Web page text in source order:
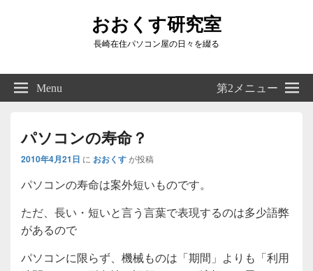
おおくす研究室
長崎在住パソコン屋の日々を綴る
Right
Sidebar
Widget
Menu 第2メニュー
パソコンの寿命？
2010年4月21日 に おおくすが投稿
パソコンの寿命は案外短いものです。
ただ、長い・短いと言う言葉で表現するのは多少語弊
があるので
パソコンに限らず、機械ものは「期間」よりも「利用